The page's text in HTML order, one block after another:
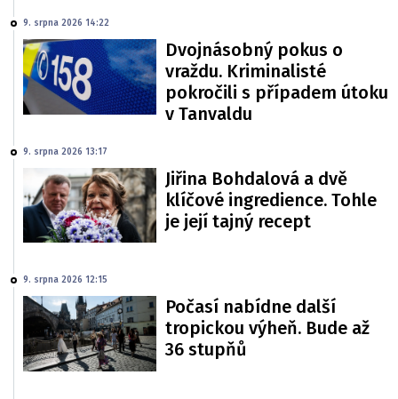
9. srpna 2026 14:22
Dvojnásobný pokus o
vraždu. Kriminalisté
pokročili s případem útoku
v Tanvaldu
9. srpna 2026 13:17
Jiřina Bohdalová a dvě
klíčové ingredience. Tohle
je její tajný recept
9. srpna 2026 12:15
Počasí nabídne další
tropickou výheň. Bude až
36 stupňů